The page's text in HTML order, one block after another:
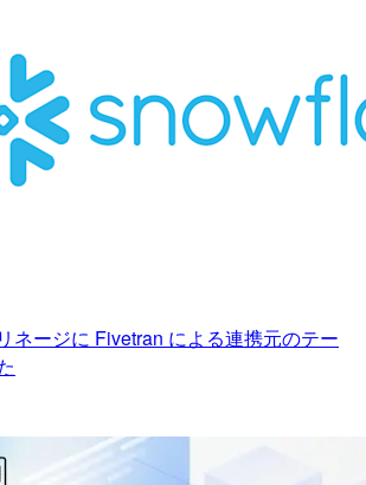
ネージに Fivetran による連携元のテー